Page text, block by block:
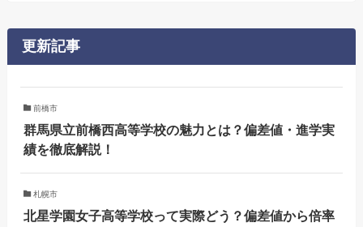
更新記事
前橋市
群馬県立前橋西高等学校の魅力とは？偏差値・進学実
績を徹底解説！
札幌市
北星学園女子高等学校って実際どう？偏差値から倍率